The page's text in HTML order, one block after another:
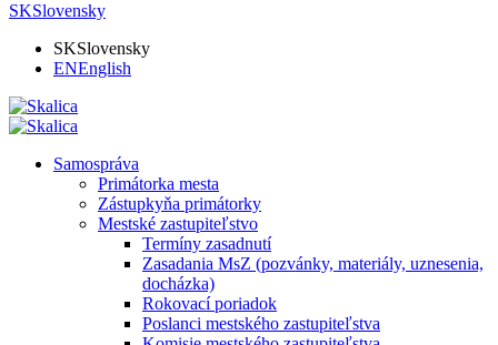
SKSlovensky
SKSlovensky
ENEnglish
Samospráva
Primátorka mesta
Zástupkyňa primátorky
Mestské zastupiteľstvo
Termíny zasadnutí
Zasadania MsZ (pozvánky, materiály, uznesenia,
docházka)
Rokovací poriadok
Poslanci mestského zastupiteľstva